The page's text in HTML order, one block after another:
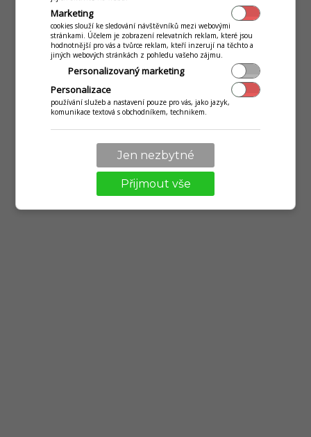
Marketing
cookies slouží ke sledování návštěvníků mezi webovými
stránkami. Účelem je zobrazení relevatních reklam, které jsou
hodnotnější pro vás a tvůrce reklam, kteří inzerují na těchto a
jiných webových stránkách z pohledu vašeho zájmu.
Personalizovaný marketing
Personalizace
používání služeb a nastavení pouze pro vás, jako jazyk,
komunikace textová s obchodníkem, technikem.
Jen nezbytné
Přijmout vše